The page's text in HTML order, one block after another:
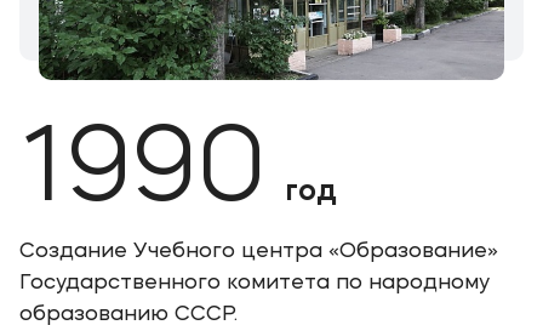
1990 год
Создание Учебного центра «Образование»
Государственного комитета по народному
образованию СССР.